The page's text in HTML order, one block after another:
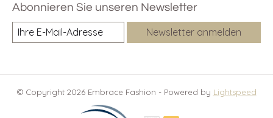
Abonnieren Sie unseren Newsletter
Newsletter anmelden
© Copyright 2026 Embrace Fashion - Powered by Lightspeed